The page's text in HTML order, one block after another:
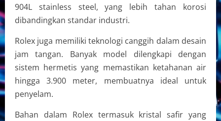
904L stainless steel, yang lebih tahan korosi
dibandingkan standar industri.
Rolex juga memiliki teknologi canggih dalam desain
jam tangan. Banyak model dilengkapi dengan
sistem hermetis yang memastikan ketahanan air
hingga 3.900 meter, membuatnya ideal untuk
penyelam.
Bahan dalam Rolex termasuk kristal safir yang